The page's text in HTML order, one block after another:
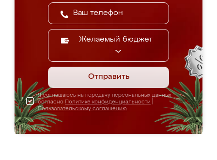
Желаемый бюджет
Отправить
Я соглашаюсь на передачу персональных данных
согласно Политике конфиденциальности
Пользовательскому соглашению